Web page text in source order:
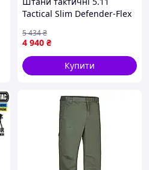
Tactical Slim Defender-Flex
4 940 ₴
5 434₴
Купити